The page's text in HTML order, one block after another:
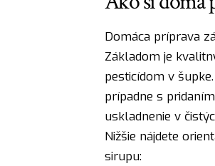
Domáca príprava
Základom je
pesticídom v
prípadne s
uskladnenie v
Nižšie nájdete
sirupu: